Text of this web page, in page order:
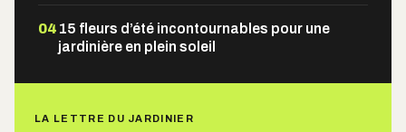
04 15 fleurs d’été incontournables pour une
jardinière en plein soleil
LA LETTRE DU JARDINIER